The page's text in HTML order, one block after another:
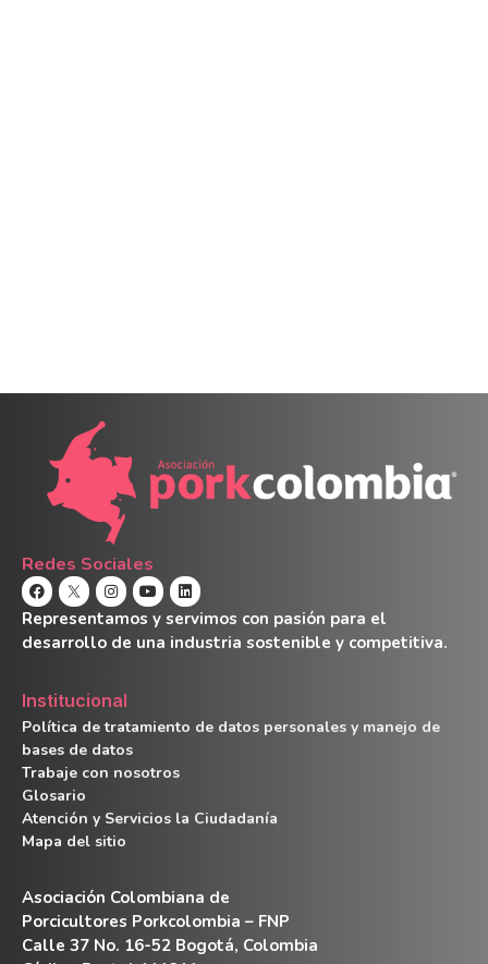
Redes Sociales
Representamos y servimos con pasión para el
desarrollo de una industria sostenible y competitiva.
Institucional
Política de tratamiento de datos personales y manejo de
bases de datos
Trabaje con nosotros
Glosario
Atención y Servicios la Ciudadanía
Mapa del sitio
Asociación Colombiana de
Porcicultores Porkcolombia – FNP
Calle 37 No. 16-52 Bogotá, Colombia